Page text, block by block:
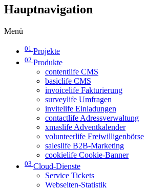
Hauptnavigation
Menü
01 Projekte
02 Produkte
contentlife CMS
basiclife CMS
invoicelife Fakturierung
surveylife Umfragen
invitelife Einladungen
contactlife Adressverwaltung
xmaslife Adventkalender
volunteerlife Freiwilligenbörse
saleslife B2B-Marketing
cookielife Cookie-Banner
03 Cloud-Dienste
Service Tickets
Webseiten-Statistik